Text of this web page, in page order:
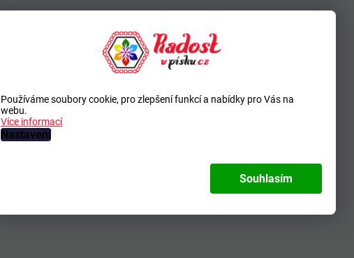
Používáme soubory cookie, pro zlepšení funkcí a nabídky pro Vás na
webu.
Více informací
Nastavení
Souhlasím